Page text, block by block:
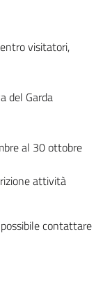
visitatori,
del Garda
al 30 ottobre
attività
contattare